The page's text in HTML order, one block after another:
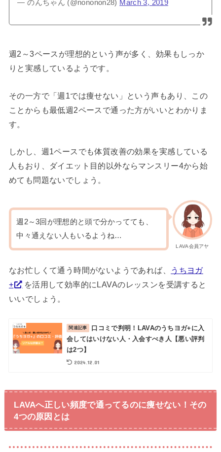
— のんちゃん (@nononon28) March 3, 2019
週2～3ペースが理想的という声が多く、効果もしっか
りと実感しているようです。
その一方で「週1では痩せない」という声もあり、この
ことからも最低週2ペースで通った方がいいとわかりま
す。
しかし、週1ペースでも体質改善の効果を実感している
人もおり、ダイエット目的以外ならマンスリー4から始
めても問題ないでしょう。
LAVA会員アヤ
週2～3回が理想的と頭で分かってても、
中々通えない人もいるようね…
なお忙しくて通う時間がないようであれば、
うちヨガ
+
を活用して効率的にLAVAのレッスンを受講すると
いいでしょう。
口コミで判明！LAVAのうちヨガ+に入
会してはいけない人・入会すべき人【悪い評判
は2つ】
2024.12.01
LAVAへ正しい頻度で通ってるのに痩せない！その
4つの原因とは